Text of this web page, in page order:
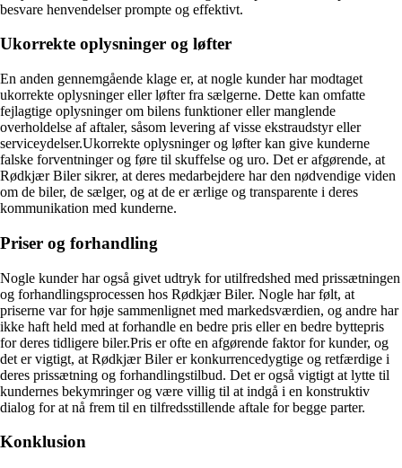
besvare henvendelser prompte og effektivt.
Ukorrekte oplysninger og løfter
En anden gennemgående klage er, at nogle kunder har modtaget
ukorrekte oplysninger eller løfter fra sælgerne. Dette kan omfatte
fejlagtige oplysninger om bilens funktioner eller manglende
overholdelse af aftaler, såsom levering af visse ekstraudstyr eller
serviceydelser.Ukorrekte oplysninger og løfter kan give kunderne
falske forventninger og føre til skuffelse og uro. Det er afgørende, at
Rødkjær Biler sikrer, at deres medarbejdere har den nødvendige viden
om de biler, de sælger, og at de er ærlige og transparente i deres
kommunikation med kunderne.
Priser og forhandling
Nogle kunder har også givet udtryk for utilfredshed med prissætningen
og forhandlingsprocessen hos Rødkjær Biler. Nogle har følt, at
priserne var for høje sammenlignet med markedsværdien, og andre har
ikke haft held med at forhandle en bedre pris eller en bedre byttepris
for deres tidligere biler.Pris er ofte en afgørende faktor for kunder, og
det er vigtigt, at Rødkjær Biler er konkurrencedygtige og retfærdige i
deres prissætning og forhandlingstilbud. Det er også vigtigt at lytte til
kundernes bekymringer og være villig til at indgå i en konstruktiv
dialog for at nå frem til en tilfredsstillende aftale for begge parter.
Konklusion